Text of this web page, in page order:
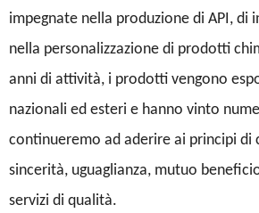
impegnate nella produzione di API, di
nella personalizzazione di prodotti
anni di attività, i prodotti vengono
nazionali ed esteri e hanno vinto
continueremo ad aderire ai principi
sincerità, uguaglianza, mutuo
servizi di qualità.